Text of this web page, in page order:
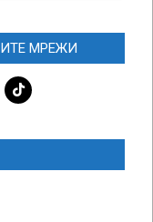
МРЕЖИ